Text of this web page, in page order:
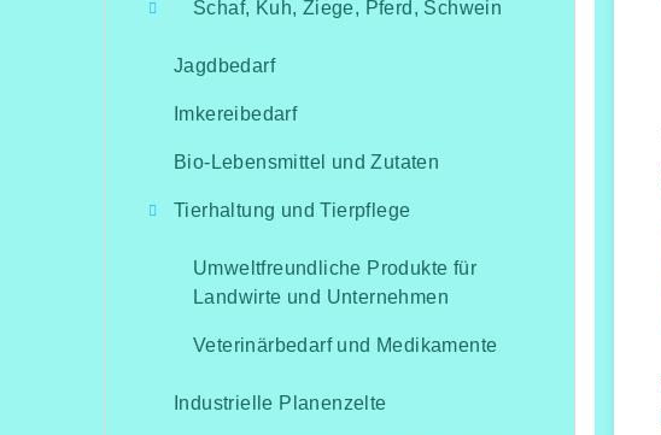
Schaf, Kuh, Ziege, Pferd, Schwein
Jagdbedarf
Imkereibedarf
Bio-Lebensmittel und Zutaten
Tierhaltung und Tierpflege
Umweltfreundliche Produkte für
Landwirte und Unternehmen
Veterinärbedarf und Medikamente
Industrielle Planenzelte